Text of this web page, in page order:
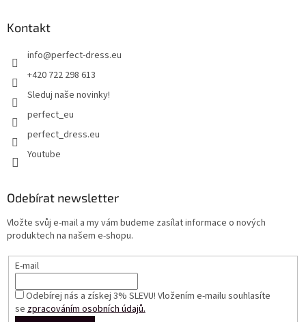
Kontakt
info@perfect-dress.eu
+420 722 298 613
Sleduj naše novinky!
perfect_eu
perfect_dress.eu
Youtube
Odebírat newsletter
Vložte svůj e-mail a my vám budeme zasílat informace o nových
produktech na našem e-shopu.
E-mail
Odebírej nás a získej 3% SLEVU! Vložením e-mailu souhlasíte
sezpracováním osobních údajů.